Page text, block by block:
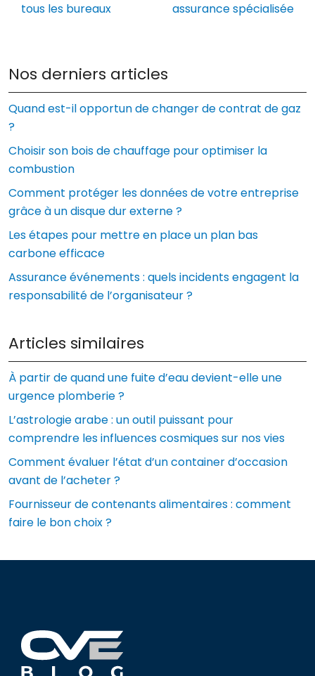
tous les bureaux
assurance spécialisée
Nos derniers articles
Quand est-il opportun de changer de contrat de gaz
?
Choisir son bois de chauffage pour optimiser la
combustion
Comment protéger les données de votre entreprise
grâce à un disque dur externe ?
Les étapes pour mettre en place un plan bas
carbone efficace
Assurance événements : quels incidents engagent la
responsabilité de l’organisateur ?
Articles similaires
À partir de quand une fuite d’eau devient-elle une
urgence plomberie ?
L’astrologie arabe : un outil puissant pour
comprendre les influences cosmiques sur nos vies
Comment évaluer l’état d’un container d’occasion
avant de l’acheter ?
Fournisseur de contenants alimentaires : comment
faire le bon choix ?